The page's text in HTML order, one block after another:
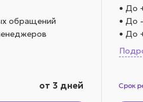
обращений
от 3 дней
• До
• До
• До
Срок